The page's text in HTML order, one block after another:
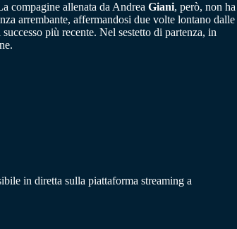
compagine allenata da Andrea Giani, però, non ha
arrembante, affermandosi due volte lontano dalle
più recente. Nel sestetto di partenza, in
in diretta sulla piattaforma streaming a